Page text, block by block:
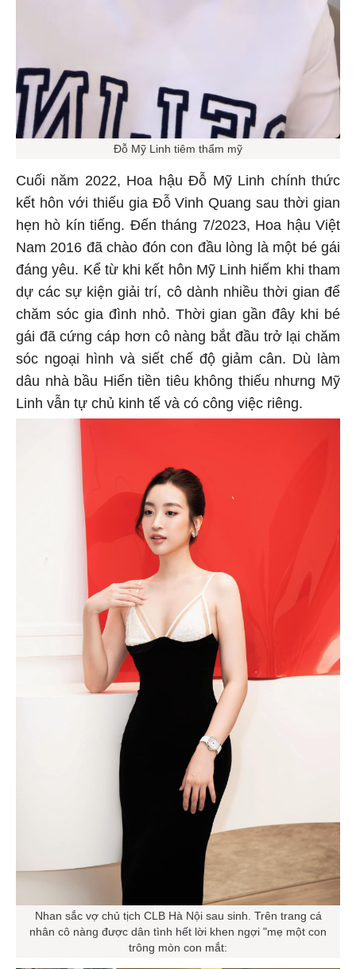
Đỗ Mỹ Linh tiêm thẩm mỹ
Cuối năm 2022, Hoa hậu Đỗ Mỹ Linh chính thức
kết hôn với thiếu gia Đỗ Vinh Quang sau thời gian
hẹn hò kín tiếng. Đến tháng 7/2023, Hoa hậu Việt
Nam 2016 đã chào đón con đầu lòng là một bé gái
đáng yêu. Kể từ khi kết hôn Mỹ Linh hiếm khi tham
dự các sự kiện giải trí, cô dành nhiều thời gian để
chăm sóc gia đình nhỏ. Thời gian gần đây khi bé
gái đã cứng cáp hơn cô nàng bắt đầu trở lại chăm
sóc ngoại hình và siết chế độ giảm cân. Dù làm
dâu nhà bầu Hiển tiền tiêu không thiếu nhưng Mỹ
Linh vẫn tự chủ kinh tế và có công việc riêng.
Nhan sắc vợ chủ tịch CLB Hà Nội sau sinh. Trên trang cá
nhân cô nàng được dân tình hết lời khen ngợi "mẹ một con
trông mòn con mắt: